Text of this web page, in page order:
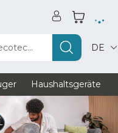
DE
Haushaltsgeräte